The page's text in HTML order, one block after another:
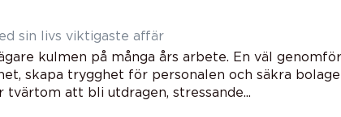
med sin livs viktigaste affär
kulmen på många års arbete. En väl
skapa trygghet för personalen och säkra
att bli utdragen, stressande...